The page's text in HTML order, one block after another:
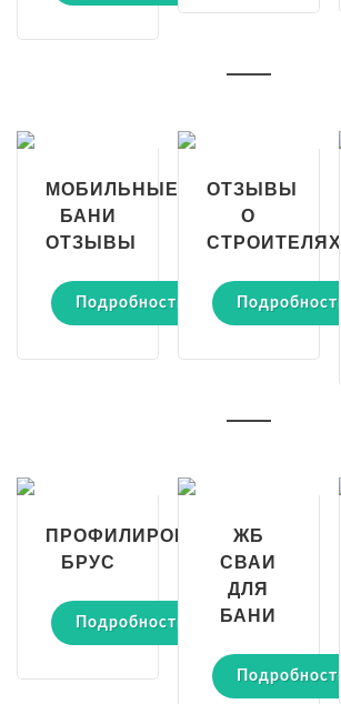
МОБИЛЬНЫЕ
БАНИ
ОТЗЫВЫ
Подробности
ОТЗЫВЫ
О
СТРОИТЕЛЯХ
Подробности
ПРОФИЛИРОВАННЫЙ
БРУС
Подробности
ЖБ
СВАИ
ДЛЯ
БАНИ
Подробности